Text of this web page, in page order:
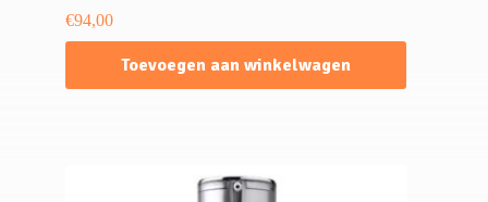
€94,00
Toevoegen aan winkelwagen